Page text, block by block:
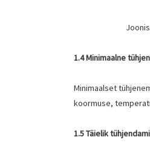
Joonis 2.
1.4 Minimaalne
Minimaalset
koormuse,
1.5 Täielik